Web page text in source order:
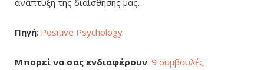
ανάπτυξη της διαίσθησης μας.
Πηγή: Positive Psychology
Μπορεί να σας ενδιαφέρουν: 9 συμβουλές